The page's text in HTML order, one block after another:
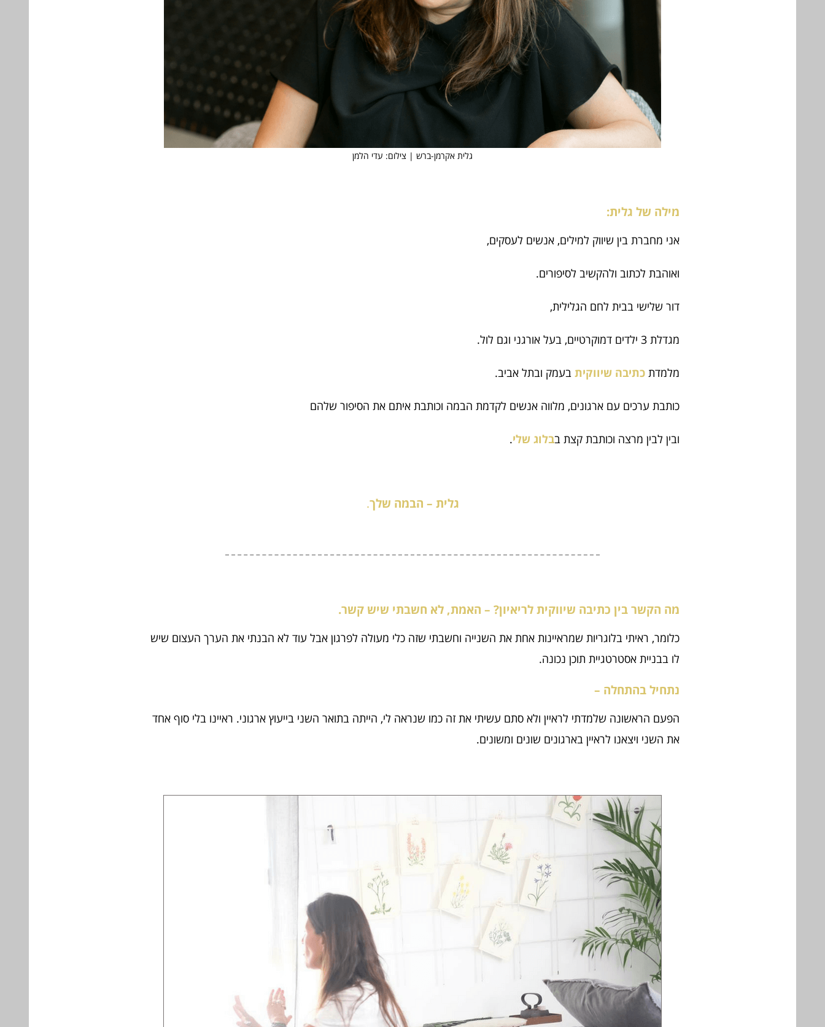
גלית אקרמן-ברש | צילום: עדי הלמן
מילה של גלית:
אני מחברת בין שיווק למילים, אנשים לעסקים,
ואוהבת לכתוב ולהקשיב לסיפורים.
דור שלישי בבית לחם הגלילית,
מגדלת 3 ילדים דמוקרטיים, בעל אורגני וגם לול.
מלמדת כתיבה שיווקית בעמק ובתל אביב.
כותבת ערכים עם ארגונים, מלווה אנשים לקדמת הבמה וכותבת איתם את הסיפור שלהם
ובין לבין מרצה וכותבת קצת בבלוג שלי.
גלית – הבמה שלך.
מה הקשר בין כתיבה שיווקית לריאיון? – האמת, לא חשבתי שיש קשר.
כלומר, ראיתי בלוגריות שמראיינות אחת את השנייה וחשבתי שזה כלי מעולה לפרגון אבל עוד לא הבנתי את הערך העצום שיש
לו בבניית אסטרטגיית תוכן נכונה.
נתחיל בהתחלה –
הפעם הראשונה שלמדתי לראיין ולא סתם עשיתי את זה כמו שנראה לי, הייתה בתואר השני בייעוץ ארגוני. ראיינו בלי סוף אחד
את השני ויצאנו לראיין בארגונים שונים ומשונים.